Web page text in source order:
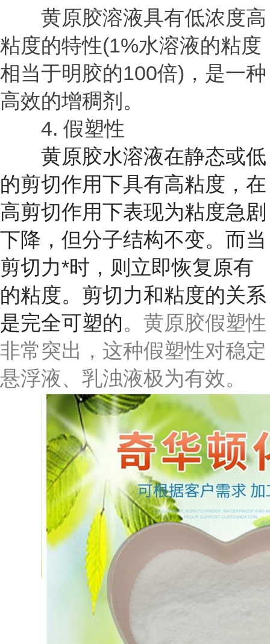
黄原胶溶液具有低浓度高
粘度的特性(1%水溶液的粘度
相当于明胶的100倍)，是一种
高效的增稠剂。
4. 假塑性
黄原胶水溶液在静态或低
的剪切作用下具有高粘度，在
高剪切作用下表现为粘度急剧
下降，但分子结构不变。而当
剪切力*时，则立即恢复原有
的粘度。剪切力和粘度的关系
是完全可塑的。黄原胶假塑性
非常突出，这种假塑性对稳定
悬浮液、乳浊液极为有效。